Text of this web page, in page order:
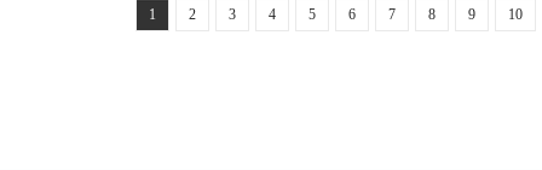
1 2 3 4 5 6 7 8 9 10